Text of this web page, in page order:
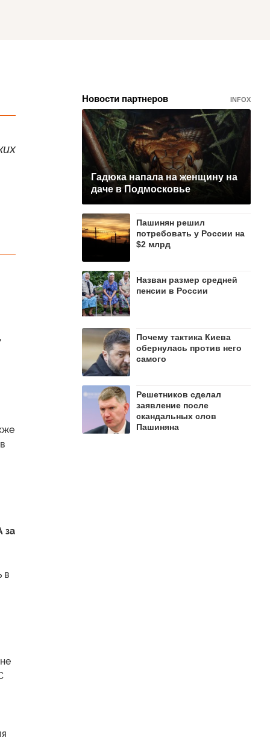
за
в
Новости партнеров INFOX
Гадюка напала на женщину на
даче в Подмосковье
Пашинян рeшил
потребовать у России на
$2 млрд
Назван размер средней
пенсии в России
Почему тактика Киева
обернулась против него
самого
Решетников cделал
заявление после
скандальных слов
Пашиняна